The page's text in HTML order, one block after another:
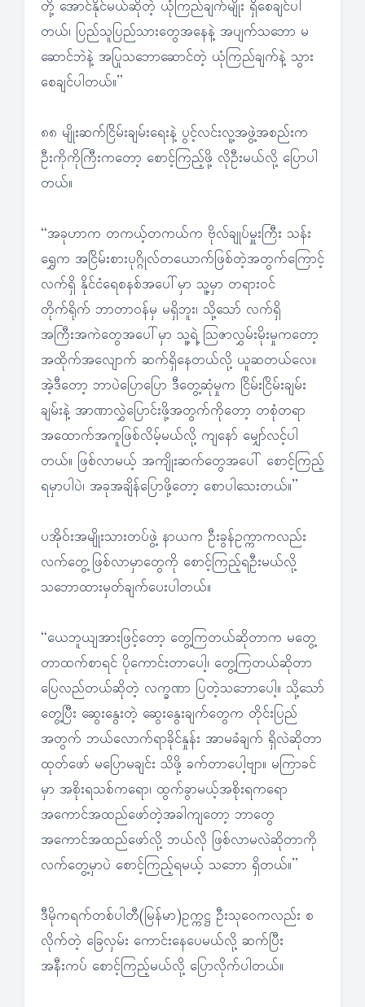
တို့ အောင်နိုင်မယ်ဆိုတဲ့ ယုံကြည်ချက်မျိုး ရှိစေချင်ပါ
တယ်၊ ပြည်သူပြည်သားတွေအနေနဲ့ အပျက်သဘော မ
ဆောင်ဘဲနဲ့ အပြုသဘောဆောင်တဲ့ ယုံကြည်ချက်နဲ့ သွား
စေချင်ပါတယ်။”
၈၈ မျိုးဆက်ငြိမ်းချမ်းရေးနဲ့ ပွင့်လင်းလူ့အဖွဲ့အစည်းက
ဦးကိုကိုကြီးကတော့ စောင့်ကြည့်ဖို့ လိုဦးမယ်လို့ ပြောပါ
တယ်။
“အခုဟာက တကယ့်တကယ်က ဗိုလ်ချုပ်မှူးကြီး သန်း
ရွှေက အငြိမ်းစားပုဂ္ဂိုလ်တယောက်ဖြစ်တဲ့အတွက်ကြောင့်
လက်ရှိ နိုင်ငံရေစနစ်အပေါ်မှာ သူ့မှာ တရားဝင်
တိုက်ရိုက် ဘာတာဝန်မှ မရှိဘူး၊ သို့သော် လက်ရှိ
အကြီးအကဲတွေအပေါ်မှာ သူ့ရဲ့ သြဇာလွှမ်းမိုးမှုကတော့
အထိုက်အလျောက် ဆက်ရှိနေတယ်လို့ ယူဆတယ်လေ။
အဲ့ဒီတော့ ဘာပဲပြောပြော ဒီတွေ့ဆုံမှုက ငြိမ်းငြိမ်းချမ်း
ချမ်းနဲ့ အာဏာလွှဲပြောင်းဖို့အတွက်ကိုတော့ တစုံတရာ
အထောက်အကူဖြစ်လိမ့်မယ်လို့ ကျနော် မျှော်လင့်ပါ
တယ်။ ဖြစ်လာမယ့် အကျိုးဆက်တွေအပေါ် စောင့်ကြည့်
ရမှာပါပဲ၊ အခုအချိန်ပြောဖို့တော့ စောပါသေးတယ်။”
ပအိုဝ်းအမျိုးသားတပ်ဖွဲ့ နာယက ဦးခွန်ဥက္ကာကလည်း
လက်တွေ့ဖြစ်လာမှာတွေကို စောင့်ကြည့်ရဦးမယ်လို့
သဘောထားမှတ်ချက်ပေးပါတယ်။
“ယေဘူယျအားဖြင့်တော့ တွေ့ကြတယ်ဆိုတာက မတွေ့
တာထက်စာရင် ပိုကောင်းတာပေါ့၊ တွေ့ကြတယ်ဆိုတာ
ပြေလည်တယ်ဆိုတဲ့ လက္ခဏာ ပြတဲ့သဘောပေါ့။ သို့သော်
တွေ့ပြီး ဆွေးနွေးတဲ့ ဆွေးနွေးချက်တွေက တိုင်းပြည်
အတွက် ဘယ်လောက်ရာခိုင်နှုန်း အာမခံချက် ရှိလဲဆိုတာ
ထုတ်ဖော် မပြောမချင်း သိဖို့ ခက်တာပေါ့ဗျာ။ မကြာခင်
မှာ အစိုးရသစ်ကရော၊ ထွက်ခွာမယ့်အစိုးရကရော
အကောင်အထည်ဖော်တဲ့အခါကျတော့ ဘာတွေ
အကောင်အထည်ဖော်လို့ ဘယ်လို ဖြစ်လာမလဲဆိုတာကို
လက်တွေ့မှာပဲ စောင့်ကြည့်ရမယ့် သဘော ရှိတယ်။”
ဒီမိုကရက်တစ်ပါတီ(မြန်မာ)ဥက္ကဋ္ဌ ဦးသုဝေကလည်း စ
လိုက်တဲ့ ခြေလှမ်း ကောင်းနေပေမယ်လို့ ဆက်ပြီး
အနီးကပ် စောင့်ကြည့်မယ်လို့ ပြောလိုက်ပါတယ်။